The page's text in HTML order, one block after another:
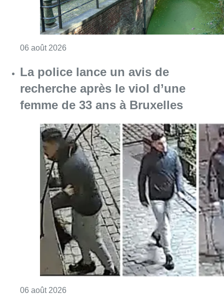
06 août 2026
La police lance un avis de
recherche après le viol d’une
femme de 33 ans à Bruxelles
06 août 2026